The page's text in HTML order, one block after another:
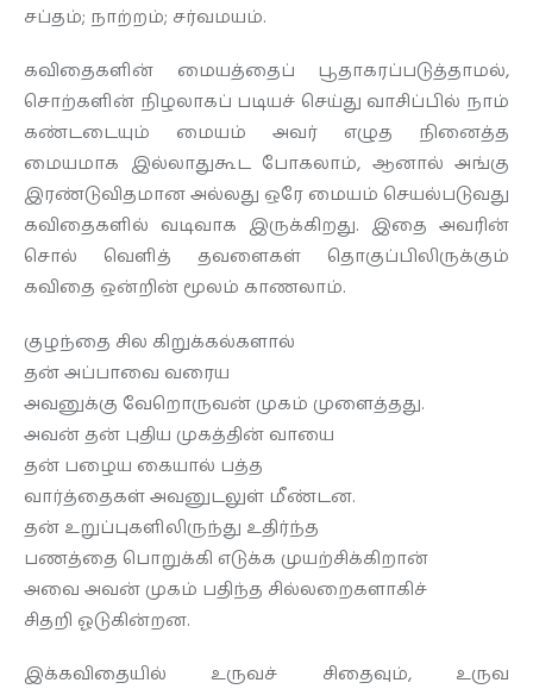
சப்தம்; நாற்றம்; சர்வமயம்.
கவிதைகளின் மையத்தைப் பூதாகரப்படுத்தாமல்,
சொற்களின் நிழலாகப் படியச் செய்து வாசிப்பில் நாம்
கண்டடையும் மையம் அவர் எழுத நினைத்த
மையமாக இல்லாதுகூட போகலாம், ஆனால் அங்கு
இரண்டுவிதமான அல்லது ஒரே மையம் செயல்படுவது
கவிதைகளில் வடிவாக இருக்கிறது. இதை அவரின்
சொல் வெளித் தவளைகள் தொகுப்பிலிருக்கும்
கவிதை ஒன்றின் மூலம் காணலாம்.
குழந்தை சில கிறுக்கல்களால்
தன் அப்பாவை வரைய
அவனுக்கு வேறொருவன் முகம் முளைத்தது.
அவன் தன் புதிய முகத்தின் வாயை
தன் பழைய கையால் பத்த
வார்த்தைகள் அவனுடலுள் மீண்டன.
தன் உறுப்புகளிலிருந்து உதிர்ந்த
பணத்தை பொறுக்கி எடுக்க முயற்சிக்கிறான்
அவை அவன் முகம் பதிந்த சில்லறைகளாகிச்
சிதறி ஓடுகின்றன.
இக்கவிதையில் உருவச் சிதைவும், உருவ